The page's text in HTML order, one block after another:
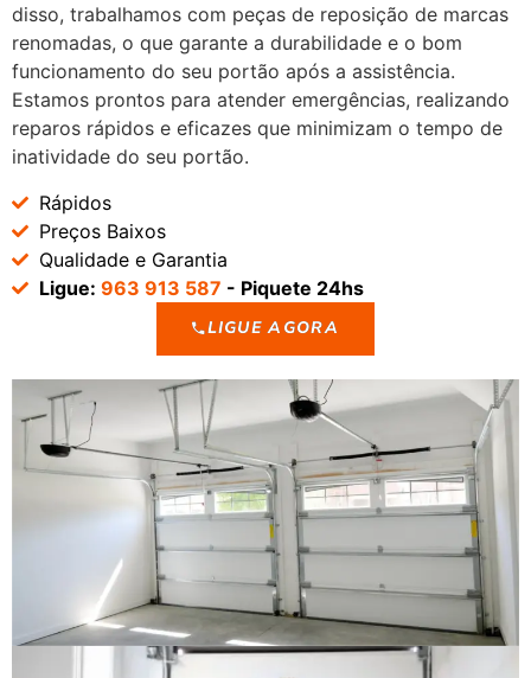
disso, trabalhamos com peças de reposição de marcas
renomadas, o que garante a durabilidade e o bom
funcionamento do seu portão após a assistência.
Estamos prontos para atender emergências, realizando
reparos rápidos e eficazes que minimizam o tempo de
inatividade do seu portão.
Rápidos
Preços Baixos
Qualidade e Garantia
Ligue: 963 913 587 - Piquete 24hs
LIGUE AGORA